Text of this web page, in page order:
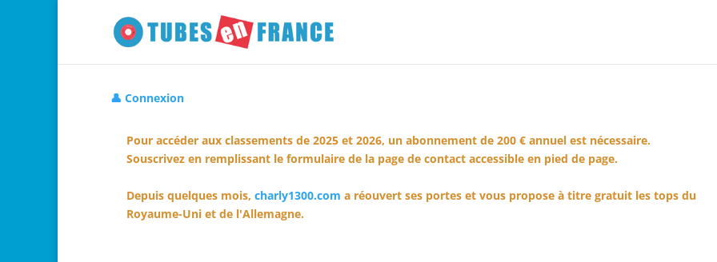
👤 Connexion
Pour accéder aux classements de 2025 et 2026, un abonnement de 200 € annuel est nécessaire.
Souscrivez en remplissant le formulaire de la page de contact accessible en pied de page.
Depuis quelques mois, charly1300.com a réouvert ses portes et vous propose à titre gratuit les tops du
Royaume-Uni et de l'Allemagne.